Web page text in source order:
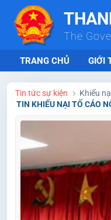
Skip to Main Content
The
TRANG CHỦ GIỚI
Tin tức sự kiện
Khiếu
TIN KHIẾU NẠI TỐ CÁO